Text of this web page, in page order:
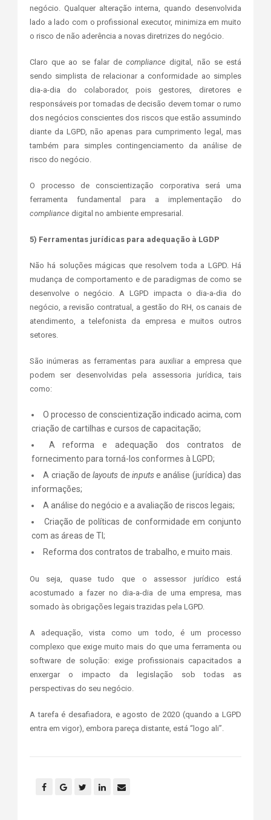
negócio. Qualquer alteração interna, quando desenvolvida
lado a lado com o profissional executor, minimiza em muito
o risco de não aderência a novas diretrizes do negócio.
Claro que ao se falar decompliance digital, não se está
sendo simplista de relacionar a conformidade ao simples
dia-a-dia do colaborador, pois gestores, diretores e
responsáveis por tomadas de decisão devem tomar o rumo
dos negócios conscientes dos riscos que estão assumindo
diante da LGPD, não apenas para cumprimento legal, mas
também para simples contingenciamento da análise de
risco do negócio.
O processo de conscientização corporativa será uma
ferramenta fundamental para a implementação do
compliancedigital no ambiente empresarial.
5) Ferramentas jurídicas para adequação à LGDP
Não há soluções mágicas que resolvem toda a LGPD. Há
mudança de comportamento e de paradigmas de como se
desenvolve o negócio. A LGPD impacta o dia-a-dia do
negócio, a revisão contratual, a gestão do RH, os canais de
atendimento, a telefonista da empresa e muitos outros
setores.
São inúmeras as ferramentas para auxiliar a empresa que
podem ser desenvolvidas pela assessoria jurídica, tais
como:
O processo de conscientização indicado acima, com
criação de cartilhas e cursos de capacitação;
A reforma e adequação dos contratos de
fornecimento para torná-los conformes à LGPD;
A criação delayouts de inputse análise (jurídica) das
informações;
A análise do negócio e a avaliação de riscos legais;
Criação de políticas de conformidade em conjunto
com as áreas de TI;
Reforma dos contratos de trabalho, e muito mais.
Ou seja, quase tudo que o assessor jurídico está
acostumado a fazer no dia-a-dia de uma empresa, mas
somado às obrigações legais trazidas pela LGPD.
A adequação, vista como um todo, é um processo
complexo que exige muito mais do que uma ferramenta ou
software de solução: exige profissionais capacitados a
enxergar o impacto da legislação sob todas as
perspectivas do seu negócio.
A tarefa é desafiadora, e agosto de 2020 (quando a LGPD
entra em vigor), embora pareça distante, está “logo ali”.